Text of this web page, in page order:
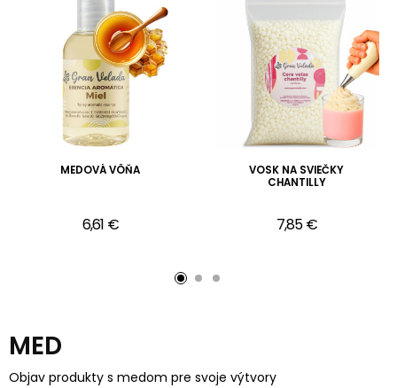
MEDOVÁ VÔŇA
6,61 €
VOSK NA SVIEČKY
CHANTILLY
7,85 €
MED
Objav produkty s medom pre svoje výtvory